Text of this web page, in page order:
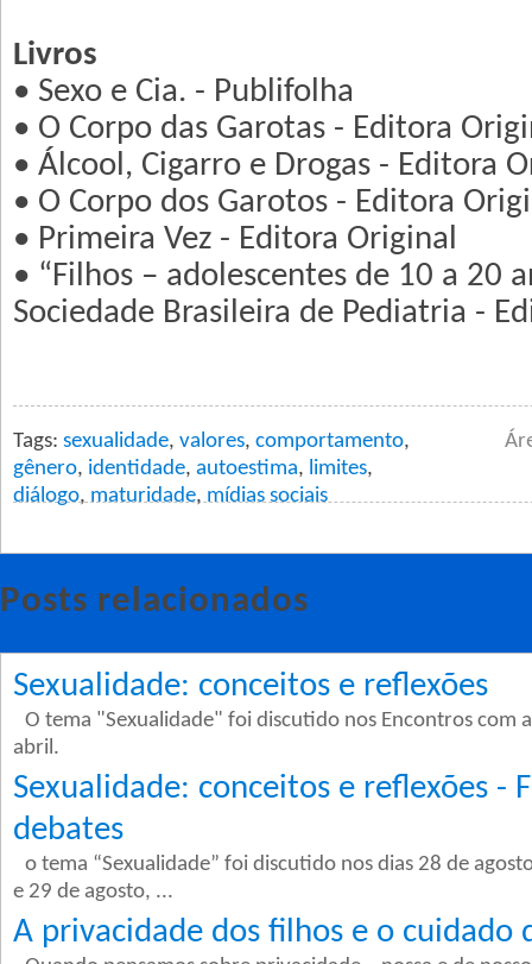
Livros
• Sexo e Cia. - Publifolha
• O Corpo das Garotas - Editora
• Álcool, Cigarro e Drogas - Editora
• O Corpo dos Garotos - Editora
• Primeira Vez - Editora Original
• “Filhos – adolescentes de 10 a 20
Sociedade Brasileira de Pediatria -
Tags: sexualidade, valores, comportamento,
gênero, identidade, autoestima, limites,
diálogo,maturidade,mídias sociais
Posts relacionados
Sexualidade: conceitos e reflexões
O tema "Sexualidade" foi discutido nos Encontros com
abril.
Sexualidade: conceitos e reflexões -
debates
o tema “Sexualidade” foi discutido nos dias 28 de
e 29 de agosto, ...
A privacidade dos filhos e o cuidado